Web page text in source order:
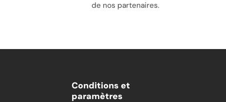
de nos partenaires.
Conditions et
paramètres